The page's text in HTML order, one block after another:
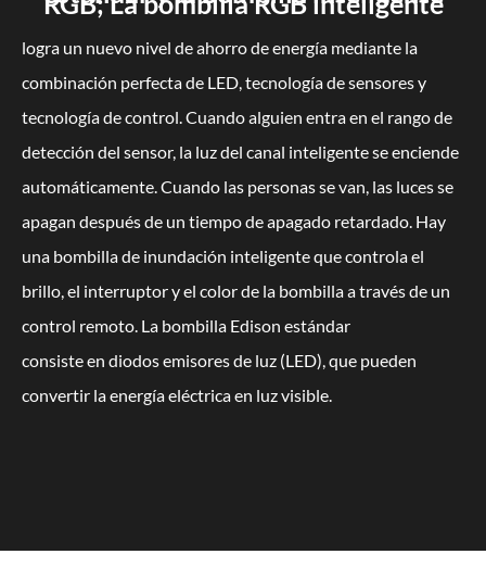
logra un nuevo nivel de ahorro de energía mediante la
combinación perfecta de LED, tecnología de sensores y
tecnología de control. Cuando alguien entra en el rango de
detección del sensor, la luz del canal inteligente se enciende
automáticamente. Cuando las personas se van, las luces se
apagan después de un tiempo de apagado retardado. Hay
una bombilla de inundación inteligente que controla el
brillo, el interruptor y el color de la bombilla a través de un
control remoto. La bombilla Edison estándar
consiste en diodos emisores de luz (LED), que pueden
convertir la energía eléctrica en luz visible.